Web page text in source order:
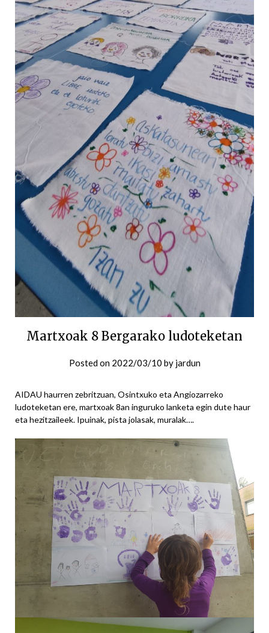
Martxoak 8 Bergarako ludoteketan
Posted on 2022/03/10 by jardun
AIDAU haurren zebritzuan, Osintxuko eta Angiozarreko
ludoteketan ere, martxoak 8an inguruko lanketa egin dute haur
eta hezitzaileek. Ipuinak, pista jolasak, muralak….